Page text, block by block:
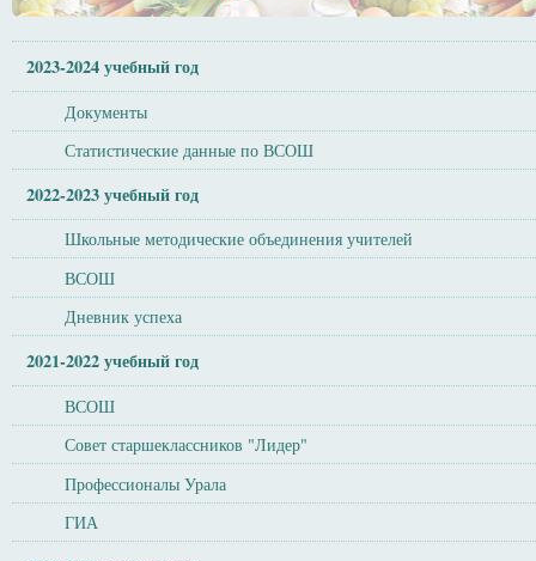
2023-2024 учебный год
Документы
Статистические данные по ВСОШ
2022-2023 учебный год
Школьные методические объединения учителей
ВСОШ
Дневник успеха
2021-2022 учебный год
ВСОШ
Совет старшеклассников "Лидер"
Профессионалы Урала
ГИА